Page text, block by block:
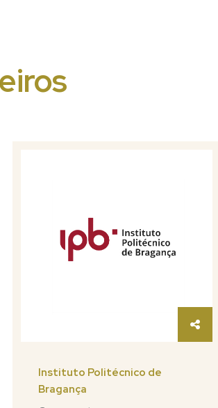
Instituto Politécnico de
Bragança